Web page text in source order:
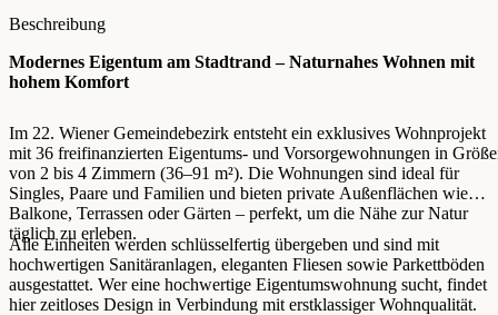
Beschreibung
Modernes Eigentum am Stadtrand – Naturnahes Wohnen mit
hohem Komfort
Im 22. Wiener Gemeindebezirk entsteht ein exklusives Wohnprojekt
mit 36 freifinanzierten Eigentums- und Vorsorgewohnungen in
von 2 bis 4 Zimmern (36–91 m²). Die Wohnungen sind ideal für
Singles, Paare und Familien und bieten private Außenflächen wie
Balkone, Terrassen oder Gärten – perfekt, um die Nähe zur Natur
täglich zu erleben.
Alle Einheiten werden schlüsselfertig übergeben und sind mit
hochwertigen Sanitäranlagen, eleganten Fliesen sowie Parkettböden
ausgestattet. Wer eine hochwertige Eigentumswohnung sucht, findet
hier zeitloses Design in Verbindung mit erstklassiger Wohnqualität.